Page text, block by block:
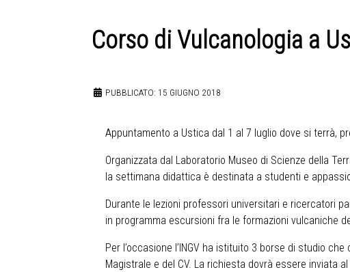
Corso di Vulcanologia a
PUBBLICATO: 15 GIUGNO 2018
Appuntamento a Ustica dal 1 al 7 luglio dove si terrà,
Organizzata dal Laboratorio Museo di Scienze della
la settimana didattica è destinata a studenti e
Durante le lezioni professori universitari e ricercatori
in programma escursioni fra le formazioni vulcaniche
Per l’occasione l’INGV ha istituito 3 borse di studio
Magistrale e del CV. La richiesta dovrà essere inviata